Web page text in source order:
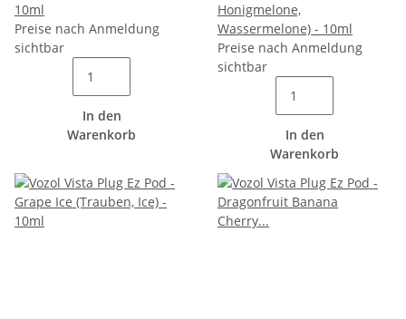
10ml
Preise nach Anmeldung
sichtbar
In den
Warenkorb
Honigmelone,
Wassermelone) - 10ml
Preise nach Anmeldung
sichtbar
In den
Warenkorb